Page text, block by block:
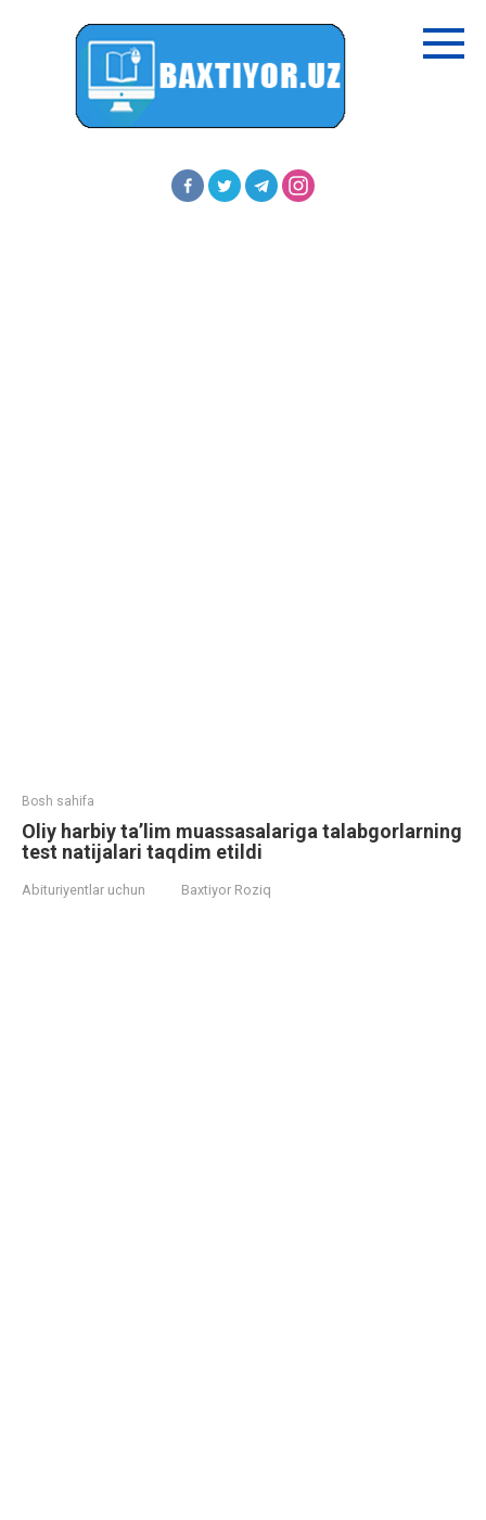
Bosh sahifa
Oliy harbiy ta’lim muassasalariga talabgorlarning
test natijalari taqdim etildi
Abituriyentlar uchun Baxtiyor Roziq